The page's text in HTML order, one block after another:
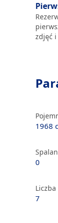
zdjęć
1968
0
7